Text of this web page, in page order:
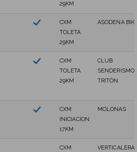
29KM
CXM
TOLETA
29KM
ASODENA
CXM
TOLETA
29KM
CLUB
SENDERISMO
TRITÓN
CXM
INICIACION
17KM
MOLONAS
CXM